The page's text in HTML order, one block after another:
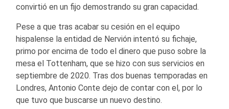
convirtió en un fijo demostrando su gran capacidad.
Pese a que tras acabar su cesión en el equipo
hispalense la entidad de Nervión intentó su fichaje,
primo por encima de todo el dinero que puso sobre la
mesa el Tottenham, que se hizo con sus servicios en
septiembre de 2020. Tras dos buenas temporadas en
Londres, Antonio Conte dejo de contar con el, por lo
que tuvo que buscarse un nuevo destino.